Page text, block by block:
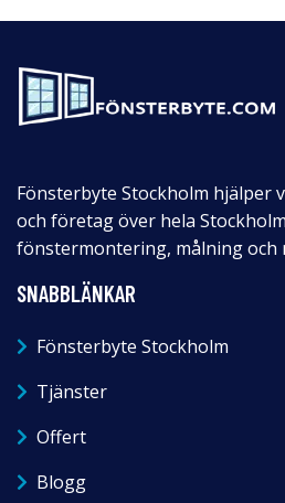
Fönsterbyte Stockholm hjälper
och företag över hela
fönstermontering, målning och
SNABBLÄNKAR
Fönsterbyte Stockholm
Tjänster
Offert
Blogg